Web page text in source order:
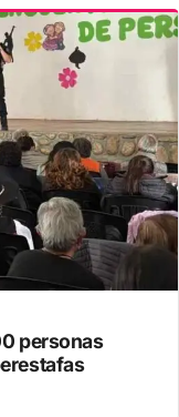
personas